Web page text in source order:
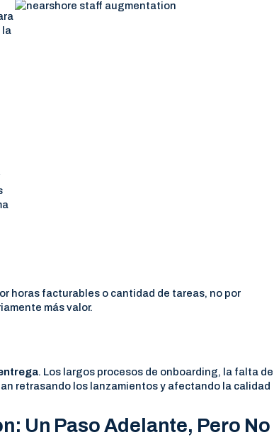
la
horas facturables o cantidad de tareas, no por
más valor.
. Los largos procesos de onboarding, la falta de
retrasando los lanzamientos y afectando la calidad
Un Paso Adelante, Pero No